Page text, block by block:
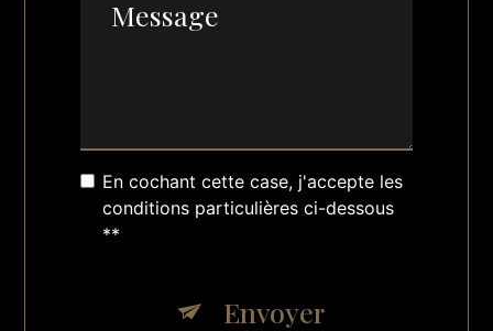
En cochant cette case, j'accepte les
conditions particulières ci-dessous
**
Envoyer